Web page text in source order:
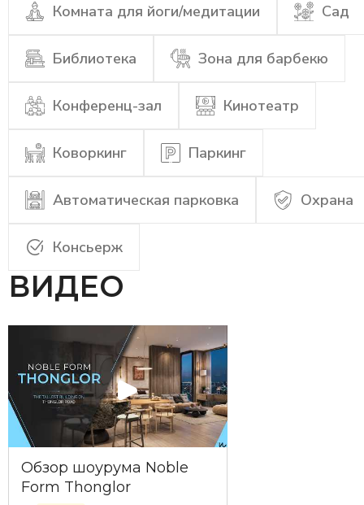
Комната для йоги/медитации Сад
Библиотека Зона для барбекю
Конференц-зал Кинотеатр
Коворкинг Паркинг
Автоматическая парковка Охрана
Консьерж
ВИДЕО
Обзор шоурума Noble
Form Thonglor